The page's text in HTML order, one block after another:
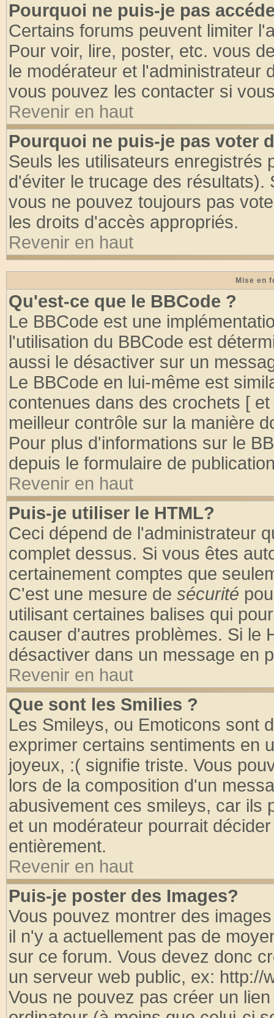
Pourquoi ne puis-je pas
Certains forums peuvent limiter
Pour voir, lire, poster, etc. vous
le modérateur et l'administrateur
vous pouvez les contacter si
Revenir en haut
Pourquoi ne puis-je pas voter
Seuls les utilisateurs enregistrés
d'éviter le trucage des
vous ne pouvez toujours pas
les droits d'accès appropriés.
Revenir en haut
Mise en
Qu'est-ce que le BBCode ?
Le BBCode est une
l'utilisation du BBCode est
aussi le désactiver sur un
Le BBCode en lui-même est
contenues dans des crochets [
meilleur contrôle sur la manière
Pour plus d'informations sur le
depuis le formulaire de
Revenir en haut
Puis-je utiliser le HTML?
Ceci dépend de l'administrateur
complet dessus. Si vous êtes
certainement comptes que
C'est une mesure de sécurité
utilisant certaines balises qui
causer d'autres problèmes. Si le
désactiver dans un message en
Revenir en haut
Que sont les Smilies ?
Les Smileys, ou Emoticons sont
exprimer certains sentiments en
joyeux, :( signifie triste. Vous
lors de la composition d'un
abusivement ces smileys, car ils
et un modérateur pourrait
entièrement.
Revenir en haut
Puis-je poster des Images?
Vous pouvez montrer des
il n'y a actuellement pas de
sur ce forum. Vous devez donc
un serveur web public, ex: http://
Vous ne pouvez pas créer un